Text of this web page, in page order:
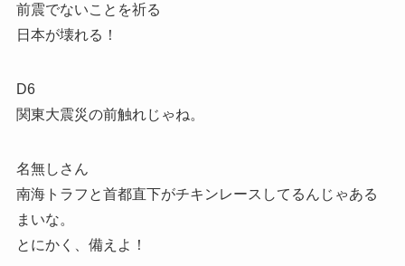
前震でないことを祈る
日本が壊れる！
D6
関東大震災の前触れじゃね。
名無しさん
南海トラフと首都直下がチキンレースしてるんじゃある
まいな。
とにかく、備えよ！